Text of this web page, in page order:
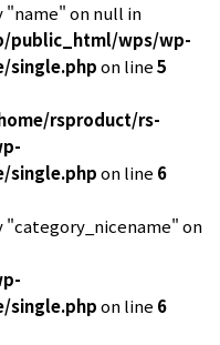
on null in
public_html/wps/wp-
single.phpon line5
rsproduct/rs-
single.phpon line 6
on
single.phpon line 6